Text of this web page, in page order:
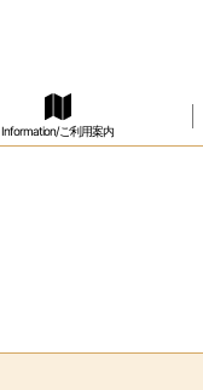
Information/ご利用案内